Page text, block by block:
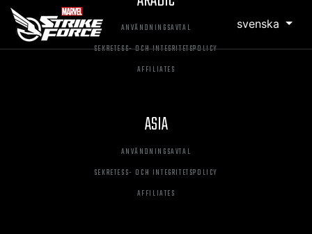
svenska
ANVÄNDNINGSAVTAL
SEKRETESS- OCH INTEGRITETSPOLICY
AFFILIATES
ASIA
ANVÄNDNINGSAVTAL
SEKRETESS- OCH INTEGRITETSPOLICY
AFFILIATES